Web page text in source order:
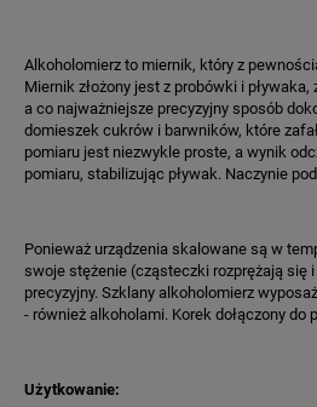
Alkoholomierz to miernik, który z
Miernik złożony jest z probówki i
a co najważniejsze precyzyjny sposób
domieszek cukrów i barwników, które
pomiaru jest niezwykle proste, a wynik
pomiaru, stabilizując pływak. Naczynie
Ponieważ urządzenia skalowane są w
swoje stężenie (cząsteczki rozprężają się
precyzyjny. Szklany alkoholomierz
- również alkoholami. Korek dołączony
Użytkowanie: